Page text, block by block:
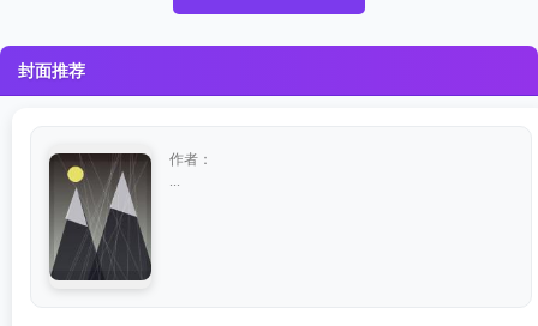
封面推荐
作者：